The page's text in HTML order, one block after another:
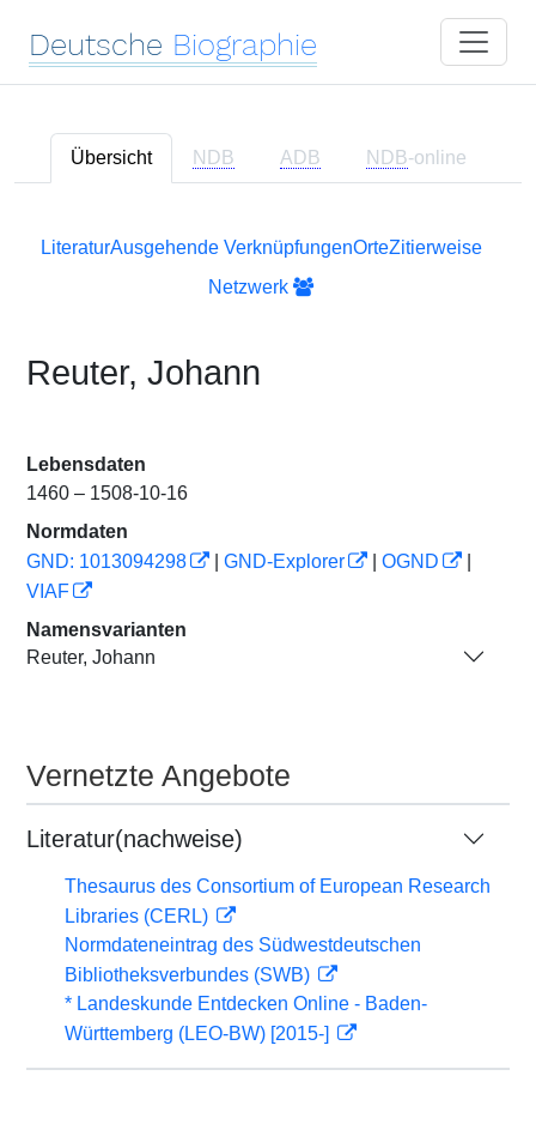
Deutsche Biographie
Übersicht NDB ADB NDB-online
LiteraturAusgehende VerknüpfungenOrteZitierweise
Netzwerk
Reuter, Johann
Lebensdaten
1460 – 1508-10-16
Normdaten
GND: 1013094298
GND-Explorer OGND
VIAF
Namensvarianten
Reuter, Johann
Vernetzte Angebote
Literatur(nachweise)
Thesaurus des Consortium of European Research
Libraries (CERL)
Normdateneintrag des Südwestdeutschen
Bibliotheksverbundes (SWB)
* Landeskunde Entdecken Online - Baden-
Württemberg (LEO-BW) [2015-]